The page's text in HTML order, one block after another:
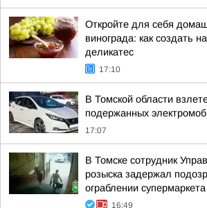
Откройте для себя
винограда: как создать
деликатес
17:10
В Томской области
подержанных
17:07
В Томске сотрудник
розыска задержал
ограблении супермаркета
16:49